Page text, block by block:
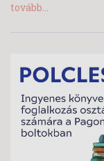
tovább...